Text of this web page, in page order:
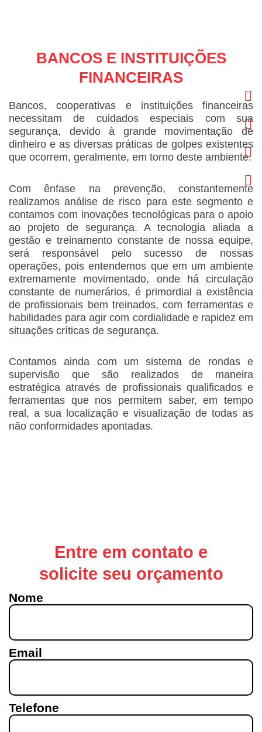
BANCOS E INSTITUIÇÕES
FINANCEIRAS
Bancos, cooperativas e instituições financeiras
necessitam de cuidados especiais com sua
segurança, devido à grande movimentação de
dinheiro e as diversas práticas de golpes existentes
que ocorrem, geralmente, em torno deste ambiente.
Com ênfase na prevenção, constantemente
realizamos análise de risco para este segmento e
contamos com inovações tecnológicas para o apoio
ao projeto de segurança. A tecnologia aliada a
gestão e treinamento constante de nossa equipe,
será responsável pelo sucesso de nossas
operações, pois entendemos que em um ambiente
extremamente movimentado, onde há circulação
constante de numerários, é primordial a existência
de profissionais bem treinados, com ferramentas e
habilidades para agir com cordialidade e rapidez em
situações críticas de segurança.
Contamos ainda com um sistema de rondas e
supervisão que são realizados de maneira
estratégica através de profissionais qualificados e
ferramentas que nos permitem saber, em tempo
real, a sua localização e visualização de todas as
não conformidades apontadas.
Entre em contato e
solicite seu orçamento
Nome
Email
Telefone